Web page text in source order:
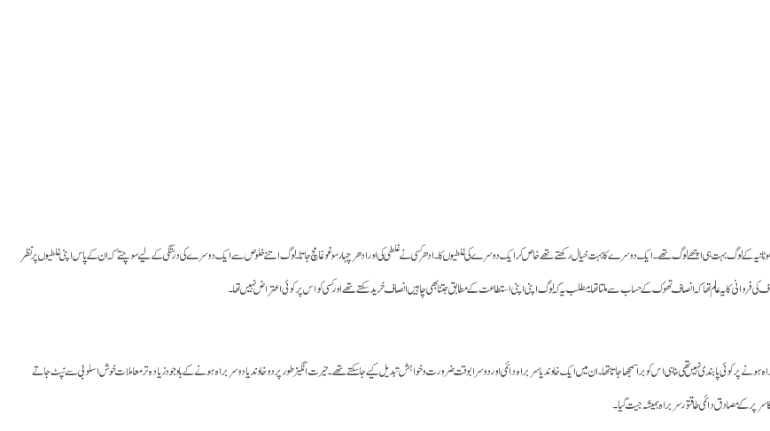
بھوٹانیہ کے لوگ بہت ہی اچھے لوگ تھے۔ ایک دوسرے کا بہت خیال رکھتے تھے خاص کر ایک دوسرے کی غلطیوں کا۔ ادھر کسی نے غلطی کی اور ادھر چہار سو غوغا مچ جاتا۔ لوگ اتنے خلوص سے ایک دوسرے کی درستگی کے لیے سوچتے کہ ان کے پاس اپنی غلطیوں پر نظر
کا یہ عالم تھا کہ انصاف تھوک کے حساب سے ملتا تھا۔ مطلب یہ کہ لوگ اپنی اپنی استطاعت کے مطابق جتنا بھی چاہیں انصاف خرید سکتے تھے اور کسی کو اس پر کوئی اعتراض نہیں تھا۔
کوئی پابندی نہیں تھی، نا ہی اس کو برا سمجھا جاتا تھا۔ ان میں ایک خاوند یا سربراہ دائمی اور دوسرا بوقت ضرورت و خواہش تبدیل کیے جا سکتے تھے۔ حیرت انگیز طور پر دو خاوند یا دو سربراہ ہونے کے باوجود زیادہ تر معاملات خوش اسلوبی سے نپٹ جاتے
پر کے مصادق دائمی طاقتور سربراہ ہمیشہ جیت گیا۔